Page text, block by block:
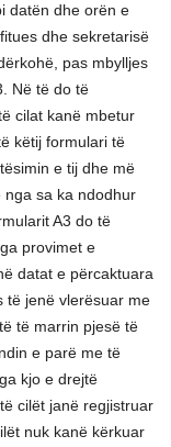
datën dhe orën e
dhe sekretarisë
pas mbylljes
Në të do të
cilat kanë mbetur
këtij formulari të
e tij dhe më
nga sa ka ndodhur
A3 do të
provimet e
datat e përcaktuara
të jenë vlerësuar me
të marrin pjesë të
e parë me të
kjo e drejtë
cilët janë regjistruar
nuk kanë kërkuar